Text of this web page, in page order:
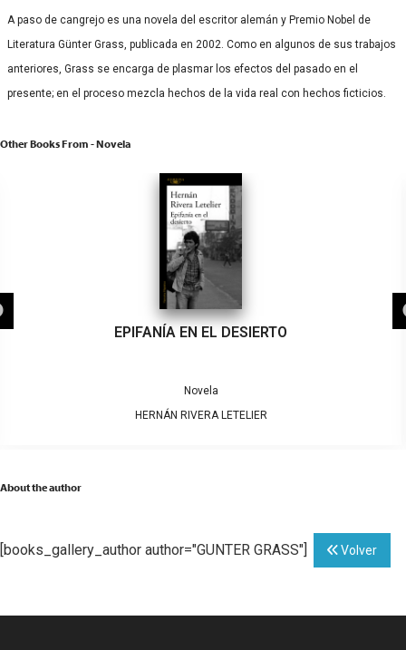
A paso de cangrejo es una novela del escritor alemán y Premio Nobel de
Literatura Günter Grass, publicada en 2002.​ Como en algunos de sus trabajos
anteriores, Grass se encarga de plasmar los efectos del pasado en el
presente; en el proceso mezcla hechos de la vida real con hechos ficticios.​
Other Books From - Novela
EPIFANÍA EN EL DESIERTO
Novela
HERNÁN RIVERA LETELIER
About the author
[books_gallery_author author="GUNTER GRASS"] Volver